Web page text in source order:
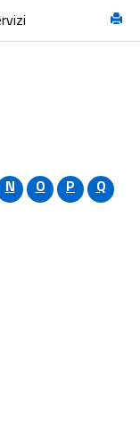
N O P
Q